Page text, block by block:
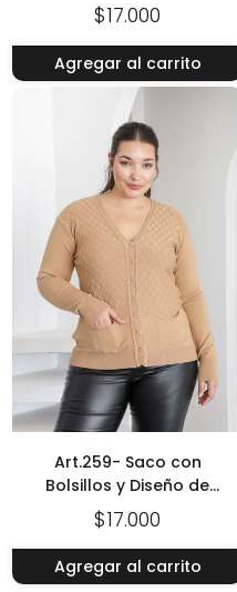
$17.000
Agregar al carrito
Art.259- Saco con
Bolsillos y Diseño de
Diamantes Talle Grande
$17.000
Agregar al carrito